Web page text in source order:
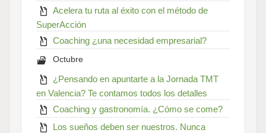
Acelera tu ruta al éxito con el método de
SuperAcción
Coaching ¿una necesidad empresarial?
Octubre
¿Pensando en apuntarte a la Jornada TMT
en Valencia? Te contamos todos los detalles
Coaching y gastronomía. ¿Cómo se come?
Los sueños deben ser nuestros. Nunca